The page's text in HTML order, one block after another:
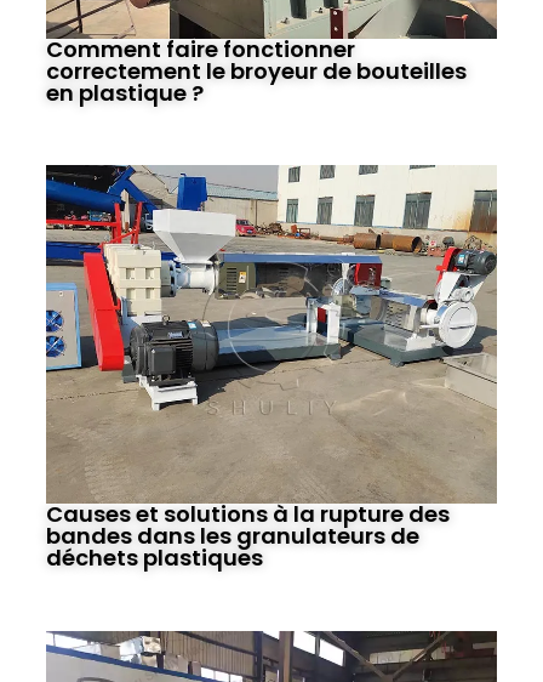
Comment faire fonctionner
correctement le broyeur de bouteilles
en plastique ?
Causes et solutions à la rupture des
bandes dans les granulateurs de
déchets plastiques